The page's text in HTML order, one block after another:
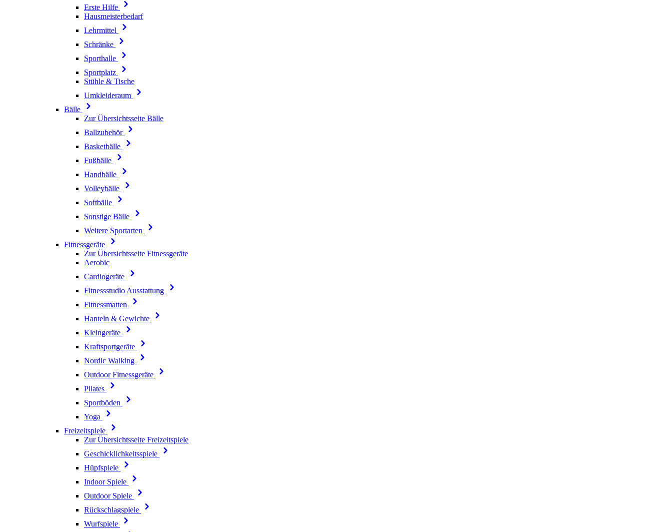
Erste Hilfe
Hausmeisterbedarf
Lehrmittel
Schränke
Sporthalle
Sportplatz
Stühle & Tische
Umkleideraum
Bälle
Zur Übersichtsseite Bälle
Ballzubehör
Basketbälle
Fußbälle
Handbälle
Volleybälle
Softbälle
Sonstige Bälle
Weitere Sportarten
Fitnessgeräte
Zur Übersichtsseite Fitnessgeräte
Aerobic
Cardiogeräte
Fitnessstudio Ausstattung
Fitnessmatten
Hanteln & Gewichte
Kleingeräte
Kraftsportgeräte
Nordic Walking
Outdoor Fitnessgeräte
Pilates
Sportböden
Yoga
Freizeitspiele
Zur Übersichtsseite Freizeitspiele
Geschicklichkeitsspiele
Hüpfspiele
Indoor Spiele
Outdoor Spiele
Rückschlagspiele
Wurfspiele